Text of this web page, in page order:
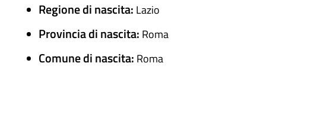
Regione di nascita: Lazio
Provincia di nascita: Roma
Comune di nascita: Roma